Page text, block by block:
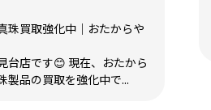
珠買取強化中｜おたからや
台店です😊 現在、おたから
製品の買取を強化中で...